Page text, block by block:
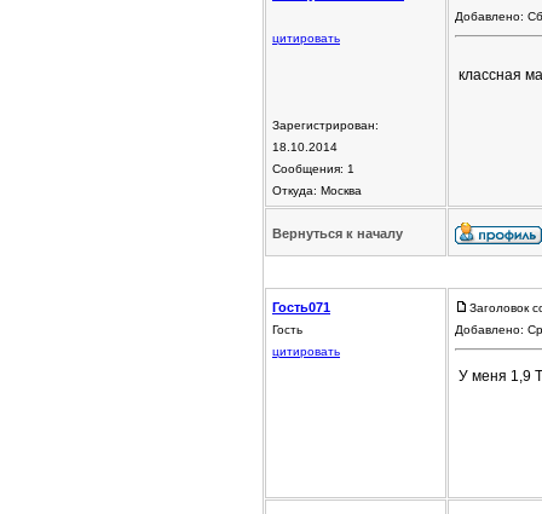
цитировать
Зарегистрирован:
18.10.2014
Сообщения: 1
Откуда: Москва
Добавлено:
классная
Вернуться к началу
Гость071
Гость
цитировать
Заголовок
Добавлено:
У меня 1,9